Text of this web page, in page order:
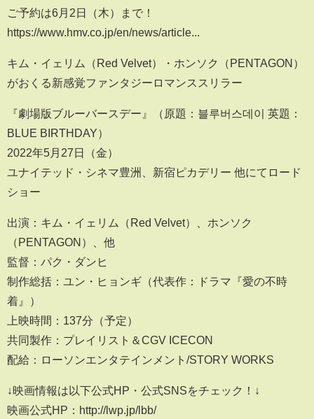
ご予約は6月2日（木）まで！
https://www.hmv.co.jp/en/news/article...
キム・イェリム（Red Velvet）・ホンソク（PENTAGON）
がおくる新感覚ファンタジーロマンススリラー
『劇場版ブルーバースデー』（原題：블루버스데이 英題：
BLUE BIRTHDAY）
2022年5月27日（金）
ユナイテッド・シネマ豊洲、新宿ピカデリー 他にてロード
ショー
出演：キム・イェリム（Red Velvet）、ホンソク
（PENTAGON）、他
監督：パク・ダンヒ
制作総括：ユン・ヒョンギ（代表作：ドラマ『愛の不時
着』）
上映時間：137分（予定）
共同製作：プレイリスト＆CGV ICECON
配給：ローソンエンタテインメント/STORY WORKS
↓映画情報は以下公式HP・公式SNSをチェック！↓
映画公式HP：http://lwp.jp/lbb/